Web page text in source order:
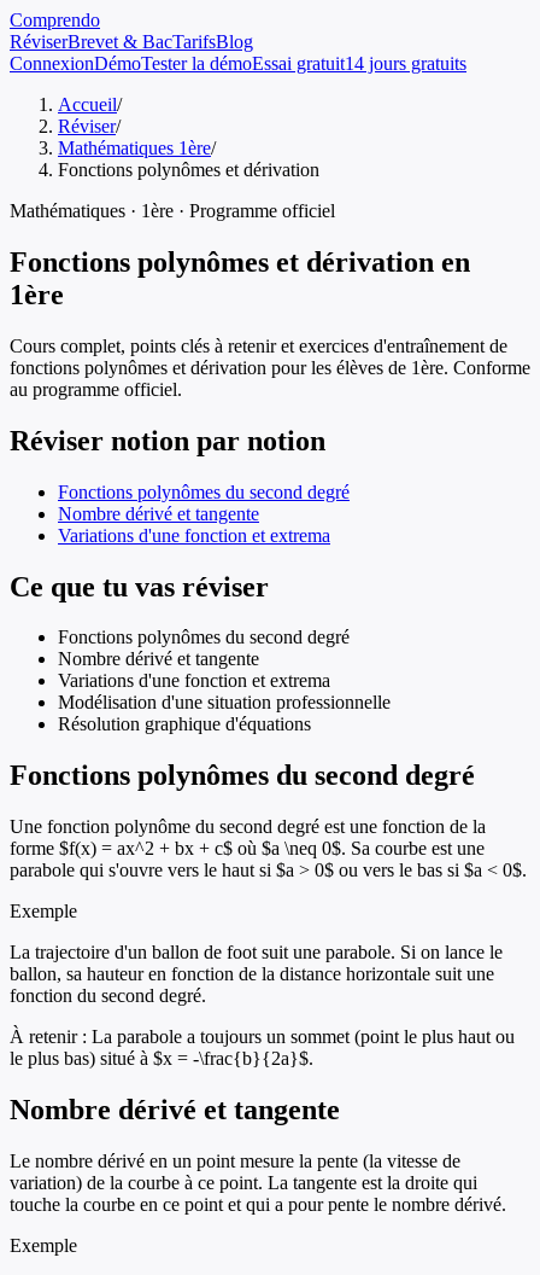
Comprendo
RéviserBrevet & BacTarifsBlog
ConnexionDémoTester la démoEssai gratuit14 jours gratuits
Accueil/
Réviser/
Mathématiques 1ère/
Fonctions polynômes et dérivation
Mathématiques · 1ère · Programme officiel
Fonctions polynômes et dérivation en
1ère
Cours complet, points clés à retenir et exercices d'entraînement de
fonctions polynômes et dérivation pour les élèves de 1ère. Conforme
au programme officiel.
Réviser notion par notion
Fonctions polynômes du second degré
Nombre dérivé et tangente
Variations d'une fonction et extrema
Ce que tu vas réviser
Fonctions polynômes du second degré
Nombre dérivé et tangente
Variations d'une fonction et extrema
Modélisation d'une situation professionnelle
Résolution graphique d'équations
Fonctions polynômes du second degré
Une fonction polynôme du second degré est une fonction de la
forme $f(x) = ax^2 + bx + c$ où $a \neq 0$. Sa courbe est une
parabole qui s'ouvre vers le haut si $a > 0$ ou vers le bas si $a < 0$.
Exemple
La trajectoire d'un ballon de foot suit une parabole. Si on lance le
ballon, sa hauteur en fonction de la distance horizontale suit une
fonction du second degré.
À retenir : La parabole a toujours un sommet (point le plus haut ou
le plus bas) situé à $x = -\frac{b}{2a}$.
Nombre dérivé et tangente
Le nombre dérivé en un point mesure la pente (la vitesse de
variation) de la courbe à ce point. La tangente est la droite qui
touche la courbe en ce point et qui a pour pente le nombre dérivé.
Exemple